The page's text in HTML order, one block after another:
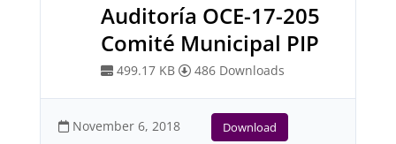
Auditoría OCE-17-205
Comité Municipal PIP
499.17 KB 486 Downloads
November 6, 2018 Download